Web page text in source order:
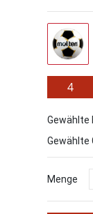
4
Gewählte
Gewählte
Menge